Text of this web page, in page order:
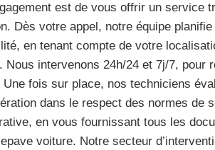
est de vous offrir un service
Dès votre appel, notre équipe
en tenant compte de votre
Nous intervenons 24h/24 et 7j/7, pour
Une fois sur place, nos techniciens
dans le respect des normes de
en vous fournissant tous les
voiture. Notre secteur